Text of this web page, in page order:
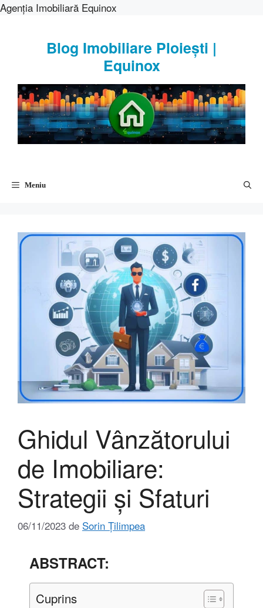
Agenția Imobiliară Equinox
Blog Imobiliare Ploiești |
Equinox
Meniu
Ghidul Vânzătorului
de Imobiliare:
Strategii și Sfaturi
06/11/2023 de Sorin Țilimpea
ABSTRACT:
Cuprins